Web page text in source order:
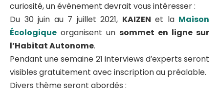
curiosité, un évènement devrait vous intéresser :
Du 30 juin au 7 juillet 2021, KAIZEN et la Maison
Écologique organisent un sommet en ligne sur
l’Habitat Autonome.
Pendant une semaine 21 interviews d’experts seront
visibles gratuitement avec inscription au préalable.
Divers thème seront abordés :